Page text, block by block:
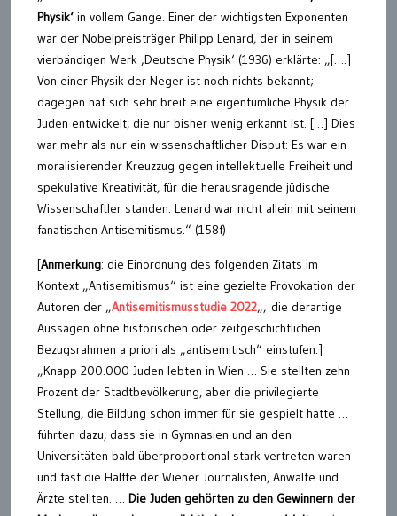
Physik‘ in vollem Gange. Einer der wichtigsten Exponenten
war der Nobelpreisträger Philipp Lenard, der in seinem
vierbändigen Werk ‚Deutsche Physik‘ (1936) erklärte: „[….]
Von einer Physik der Neger ist noch nichts bekannt;
dagegen hat sich sehr breit eine eigentümliche Physik der
Juden entwickelt, die nur bisher wenig erkannt ist. […] Dies
war mehr als nur ein wissenschaftlicher Disput: Es war ein
moralisierender Kreuzzug gegen intellektuelle Freiheit und
spekulative Kreativität, für die herausragende jüdische
Wissenschaftler standen. Lenard war nicht allein mit seinem
fanatischen Antisemitismus.“ (158f)
[Anmerkung: die Einordnung des folgenden Zitats im
Kontext „Antisemitismus“ ist eine gezielte Provokation der
Autoren der „Antisemitismusstudie 2022„, die derartige
Aussagen ohne historischen oder zeitgeschichtlichen
Bezugsrahmen a priori als „antisemitisch“ einstufen.]
„Knapp 200.000 Juden lebten in Wien … Sie stellten zehn
Prozent der Stadtbevölkerung, aber die privilegierte
Stellung, die Bildung schon immer für sie gespielt hatte …
führten dazu, dass sie in Gymnasien und an den
Universitäten bald überproportional stark vertreten waren
und fast die Hälfte der Wiener Journalisten, Anwälte und
Ärzte stellten. … Die Juden gehörten zu den Gewinnern der